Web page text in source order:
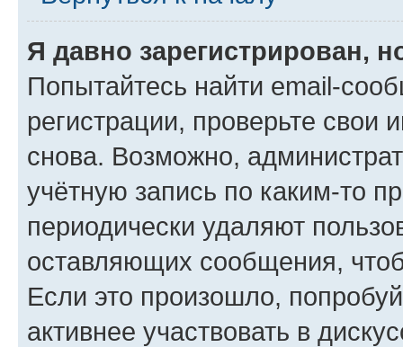
Я давно зарегистрирован,
Попытайтесь найти email-
регистрации, проверьте свои
снова. Возможно,
учётную запись по каким-то
периодически удаляют
оставляющих сообщения,
Если это произошло,
активнее участвовать в